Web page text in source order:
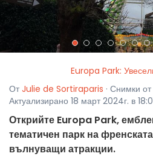
Europa Park:
От Julie de Sortiraparis · Снимки
Актуализирано 18 март 2024г. в
Открийте Europa Park,
тематичен парк на
вълнуващи атракции.